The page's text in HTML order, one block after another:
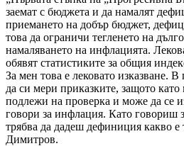
заемат с бюджета и да намалят
приемането на добър бюджет,
това да ограничи тегленето на
намаляването на инфлацията.
обявят статистиките за общия
За мен това е лековато изказване. В
да си мери приказките, защото
подлежи на проверка и може да се
говори за инфлация. Като говориш
трябва да дадеш дефиниция какво е
Димитров.